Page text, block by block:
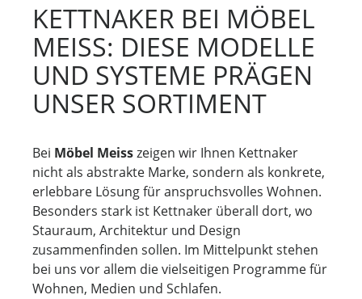
KETTNAKER BEI MÖBEL
MEISS: DIESE MODELLE
UND SYSTEME PRÄGEN
UNSER SORTIMENT
Bei Möbel Meisszeigen wir Ihnen Kettnaker
nicht als abstrakte Marke, sondern als konkrete,
erlebbare Lösung für anspruchsvolles Wohnen.
Besonders stark ist Kettnaker überall dort, wo
Stauraum, Architektur und Design
zusammenfinden sollen. Im Mittelpunkt stehen
bei uns vor allem die vielseitigen Programme für
Wohnen, Medien und Schlafen.